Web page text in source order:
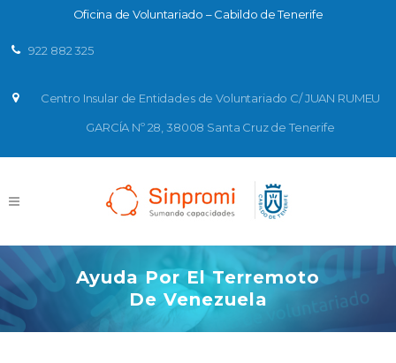
Oficina de Voluntariado – Cabildo de Tenerife
922 882 325
Centro Insular de Entidades de Voluntariado C/ JUAN RUMEU
GARCÍA Nº 28, 38008 Santa Cruz de Tenerife
Ayuda Por El Terremoto
De Venezuela